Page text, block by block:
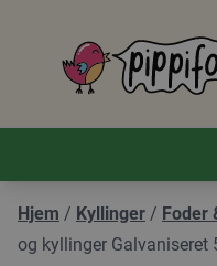
Pippifoder logo
Hjem / Kyllinger / Foder
og kyllinger Galvaniseret